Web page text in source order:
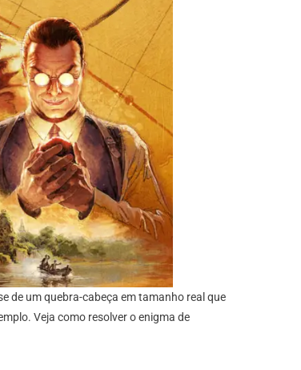
de um quebra-cabeça em tamanho real que
Veja como resolver o enigma de